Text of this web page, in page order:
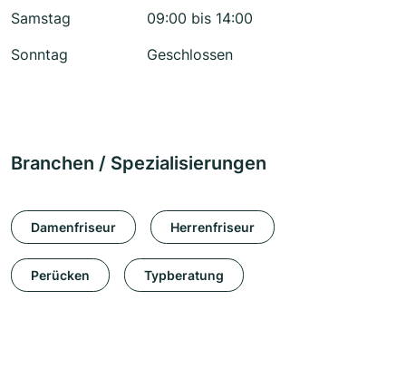
Samstag
09:00 bis 14:00
Sonntag
Geschlossen
Branchen / Spezialisierungen
Damenfriseur Herrenfriseur
Perücken Typberatung